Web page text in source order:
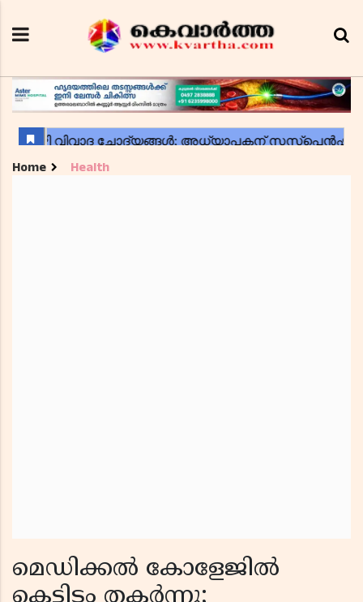
Home Health
മെഡിക്കൽ കോളേജിൽ